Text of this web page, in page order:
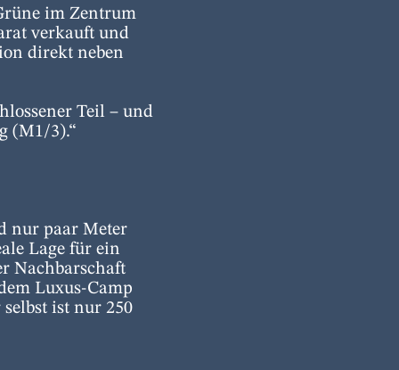
im Zentrum
verkauft und
direkt neben
Teil – und
(M1/3).“
nur paar Meter
Lage für ein
Nachbarschaft
Luxus-Camp
ist nur 250